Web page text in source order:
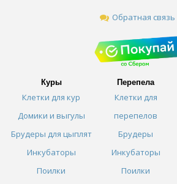
Обратная связь
Куры
Клетки для кур
Домики и выгулы
Брудеры для цыплят
Инкубаторы
Поилки
Перепела
Клетки для
перепелов
Брудеры
Инкубаторы
Поилки